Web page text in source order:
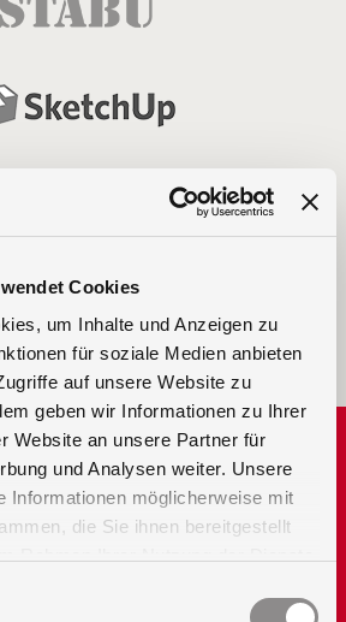
Cookies
um Inhalte und Anzeigen zu
für soziale Medien anbieten
auf unsere Website zu
geben wir Informationen zu Ihrer
Website an unsere Partner für
und Analysen weiter. Unsere
Informationen möglicherweise mit
die Sie ihnen bereitgestellt